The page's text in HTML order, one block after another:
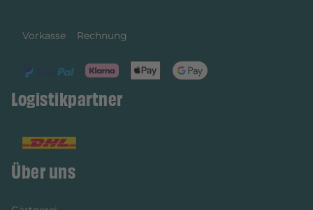
Vorkasse Rechnung
Logistikpartner
Über uns